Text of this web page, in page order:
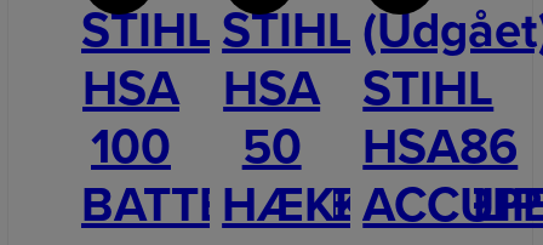
STIHL
HSA
100
STIHL
HSA
50
STIHL
HSA86
ACCU